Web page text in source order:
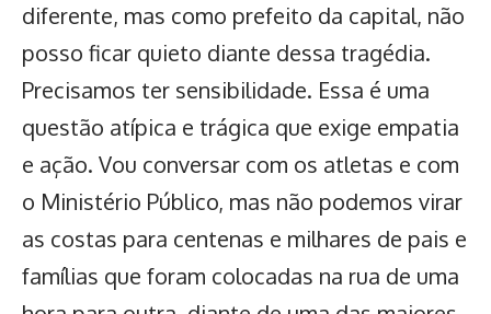
diferente, mas como prefeito da capital, não
posso ficar quieto diante dessa tragédia.
Precisamos ter sensibilidade. Essa é uma
questão atípica e trágica que exige empatia
e ação. Vou conversar com os atletas e com
o Ministério Público, mas não podemos virar
as costas para centenas e milhares de pais e
famílias que foram colocadas na rua de uma